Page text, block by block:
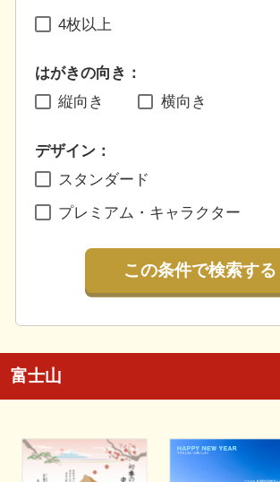
4枚以上
はがきの向き：
縦向き
横向き
デザイン：
スタンダード
プレミアム・キャラクター
この条件で検索する
富士山